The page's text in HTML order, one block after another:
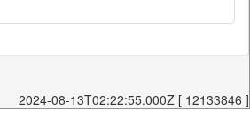
2024-08-13T02:22:55.000Z [ 12133846 ]